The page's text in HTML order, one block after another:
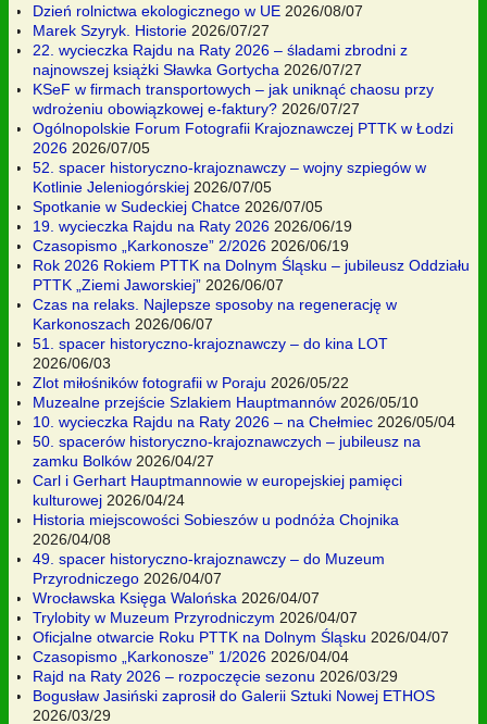
Dzień rolnictwa ekologicznego w UE 2026/08/07
Marek Szyryk. Historie 2026/07/27
22. wycieczka Rajdu na Raty 2026 – śladami zbrodni z
najnowszej książki Sławka Gortycha 2026/07/27
KSeF w firmach transportowych – jak uniknąć chaosu przy
wdrożeniu obowiązkowej e-faktury? 2026/07/27
Ogólnopolskie Forum Fotografii Krajoznawczej PTTK w Łodzi
2026 2026/07/05
52. spacer historyczno-krajoznawczy – wojny szpiegów w
Kotlinie Jeleniogórskiej 2026/07/05
Spotkanie w Sudeckiej Chatce 2026/07/05
19. wycieczka Rajdu na Raty 2026 2026/06/19
Czasopismo „Karkonosze” 2/2026 2026/06/19
Rok 2026 Rokiem PTTK na Dolnym Śląsku – jubileusz Oddziału
PTTK „Ziemi Jaworskiej” 2026/06/07
Czas na relaks. Najlepsze sposoby na regenerację w
Karkonoszach 2026/06/07
51. spacer historyczno-krajoznawczy – do kina LOT
2026/06/03
Zlot miłośników fotografii w Poraju 2026/05/22
Muzealne przejście Szlakiem Hauptmannów 2026/05/10
10. wycieczka Rajdu na Raty 2026 – na Chełmiec 2026/05/04
50. spacerów historyczno-krajoznawczych – jubileusz na
zamku Bolków 2026/04/27
Carl i Gerhart Hauptmannowie w europejskiej pamięci
kulturowej 2026/04/24
Historia miejscowości Sobieszów u podnóża Chojnika
2026/04/08
49. spacer historyczno-krajoznawczy – do Muzeum
Przyrodniczego 2026/04/07
Wrocławska Księga Walońska 2026/04/07
Trylobity w Muzeum Przyrodniczym 2026/04/07
Oficjalne otwarcie Roku PTTK na Dolnym Śląsku 2026/04/07
Czasopismo „Karkonosze” 1/2026 2026/04/04
Rajd na Raty 2026 – rozpoczęcie sezonu 2026/03/29
Bogusław Jasiński zaprosił do Galerii Sztuki Nowej ETHOS
2026/03/29